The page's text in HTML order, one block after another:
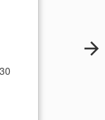
терміну
200 мм